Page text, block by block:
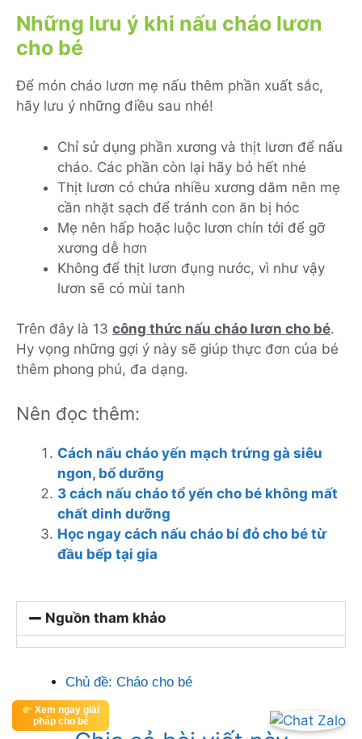
Những lưu ý khi nấu cháo lươn
cho bé
Để món cháo lươn mẹ nấu thêm phần xuất sắc,
hãy lưu ý những điều sau nhé!
Chỉ sử dụng phần xương và thịt lươn để nấu
cháo. Các phần còn lại hãy bỏ hết nhé
Thịt lươn có chứa nhiều xương dăm nên mẹ
cần nhặt sạch để tránh con ăn bị hóc
Mẹ nên hấp hoặc luộc lươn chín tới để gỡ
xương dễ hơn
Không để thịt lươn đụng nước, vì như vậy
lươn sẽ có mùi tanh
Trên đây là 13 công thức nấu cháo lươn cho bé.
Hy vọng những gợi ý này sẽ giúp thực đơn của bé
thêm phong phú, đa dạng.
Nên đọc thêm:
Cách nấu cháo yến mạch trứng gà siêu
ngon, bổ dưỡng
3 cách nấu cháo tổ yến cho bé không mất
chất dinh dưỡng
Học ngay cách nấu cháo bí đỏ cho bé từ
đầu bếp tại gia
Nguồn tham khảo
Chủ đề: Cháo cho bé
Xem ngay giải
pháp cho bé